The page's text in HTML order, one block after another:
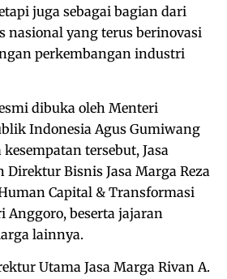
juga sebagai bagian dari
nasional yang terus berinovasi
perkembangan industri
dibuka oleh Menteri
Indonesia Agus Gumiwang
tersebut, Jasa
Bisnis Jasa Marga Reza
Capital & Transformasi
Anggoro, beserta jajaran
lainnya.
Utama Jasa Marga Rivan A.